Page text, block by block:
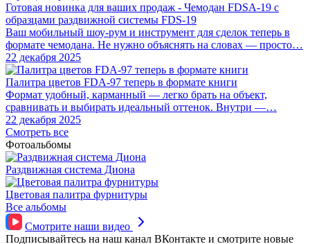
Готовая новинка для ваших продаж - Чемодан FDSA-19 с
образцами раздвижной системы FDS‑19
Ваш мобильный шоу-рум и инструмент для сделок теперь в
формате чемодана. Не нужно объяснять на словах — просто…
22 декабря 2025
Палитра цветов FDA-97 теперь в формате книги
Формат удобный, карманный — легко брать на объект,
сравнивать и выбирать идеальный оттенок. Внутри —…
22 декабря 2025
Смотреть все
Фотоальбомы
Раздвижная система Диона
Цветовая палитра фурнитуры
Все альбомы
Смотрите наши видео
Подписывайтесь на наш канал ВКонтакте и смотрите новые